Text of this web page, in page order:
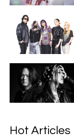
Hot Articles